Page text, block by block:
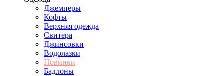
Джемперы
Кофты
Верхняя одежда
Свитера
Джинсовки
Водолазки
Новинки
Бадлоны